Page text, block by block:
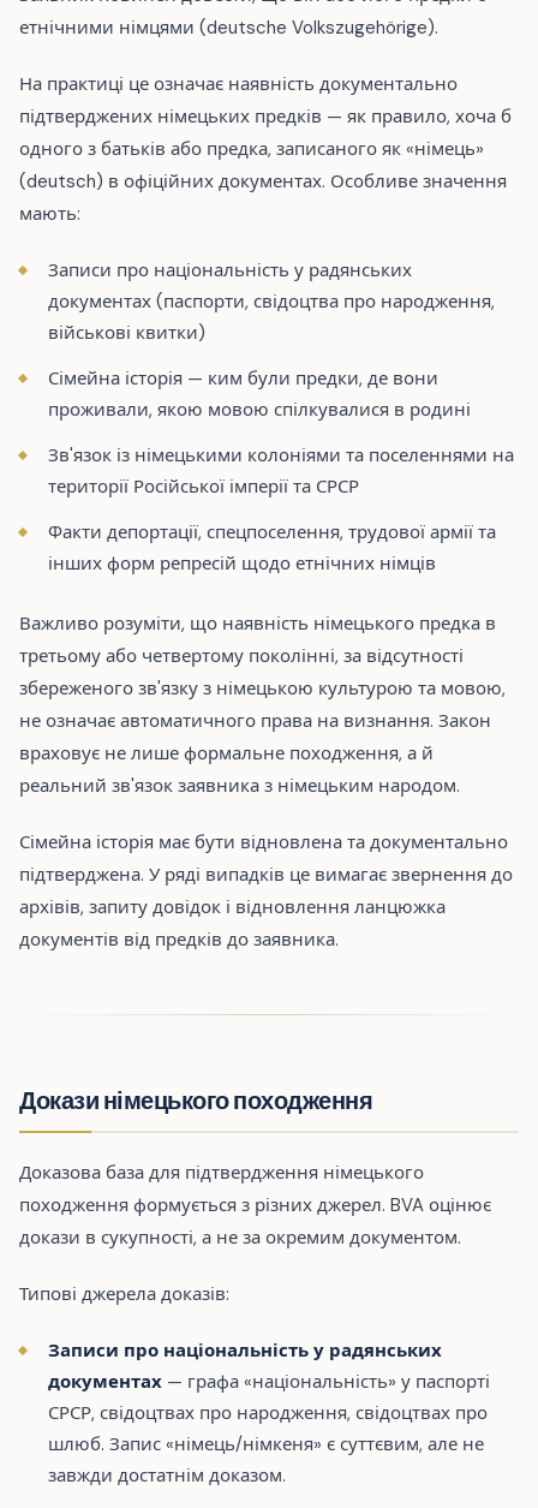
етнічними німцями (deutsche Volkszugehörige).
На практиці це означає наявність документально
підтверджених німецьких предків — як правило, хоча б
одного з батьків або предка, записаного як «німець»
(deutsch) в офіційних документах. Особливе значення
мають:
Записи про національність у радянських
документах (паспорти, свідоцтва про народження,
військові квитки)
Сімейна історія — ким були предки, де вони
проживали, якою мовою спілкувалися в родині
Зв'язок із німецькими колоніями та поселеннями на
території Російської імперії та СРСР
Факти депортації, спецпоселення, трудової армії та
інших форм репресій щодо етнічних німців
Важливо розуміти, що наявність німецького предка в
третьому або четвертому поколінні, за відсутності
збереженого зв'язку з німецькою культурою та мовою,
не означає автоматичного права на визнання. Закон
враховує не лише формальне походження, а й
реальний зв'язок заявника з німецьким народом.
Сімейна історія має бути відновлена та документально
підтверджена. У ряді випадків це вимагає звернення до
архівів, запиту довідок і відновлення ланцюжка
документів від предків до заявника.
Докази німецького походження
Доказова база для підтвердження німецького
походження формується з різних джерел. BVA оцінює
докази в сукупності, а не за окремим документом.
Типові джерела доказів:
Записи про національність у радянських
документах — графа «національність» у паспорті
СРСР, свідоцтвах про народження, свідоцтвах про
шлюб. Запис «німець/німкеня» є суттєвим, але не
завжди достатнім доказом.